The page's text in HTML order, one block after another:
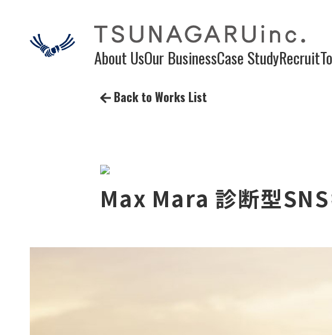
About UsOur BusinessCase StudyRecruit
Back to Works List
Max Mara 診断型